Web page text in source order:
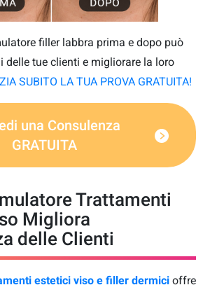
filler labbra prima e dopo può
delle tue clienti e migliorare la loro
SUBITO LA TUA PROVA GRATUITA!
una Consulenza
GRATUITA
Trattamenti
Migliora
delle Clienti
estetici viso e filler dermici offre